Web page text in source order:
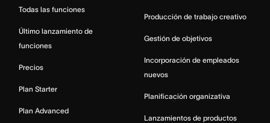
Todas las funciones
Último lanzamiento de
funciones
Precios
Plan Starter
Plan Advanced
Producción de trabajo creativo
Gestión de objetivos
Incorporación de empleados
nuevos
Planificación organizativa
Lanzamientos de productos